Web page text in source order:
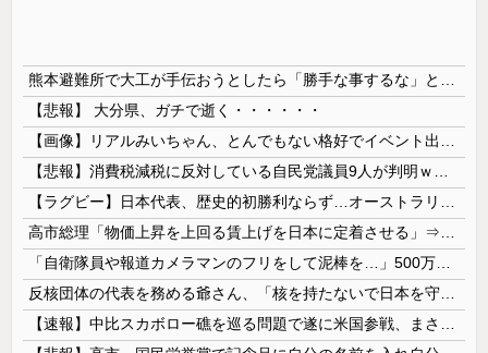
【悲報】 大分県、ガチで逝く・・・・・・